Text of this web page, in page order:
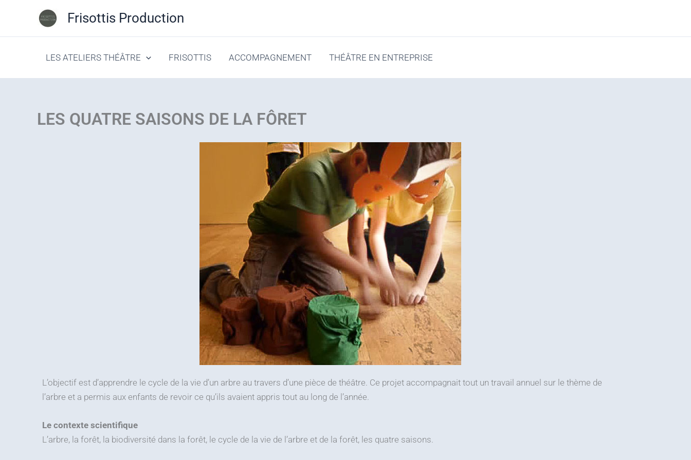
contenu
Frisottis Production
LES ATELIERS THÉÂTRE FRISOTTIS ACCOMPAGNEMENT THÉÂTRE EN ENTREPRISE
LES QUATRE SAISONS DE LA FÔRET
L’objectif est d’apprendre le cycle de la vie d’un arbre au travers d’une pièce de théâtre. Ce projet accompagnait tout un travail annuel sur le thème de
l’arbre et a permis aux enfants de revoir ce qu’ils avaient appris tout au long de l’année.
Le contexte scientifique
L’arbre, la forêt, la biodiversité dans la forêt, le cycle de la vie de l’arbre et de la forêt, les quatre saisons.